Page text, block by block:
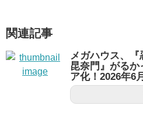
関連記事
メガハウス、
昆奈門』がる
ア化！2026年6